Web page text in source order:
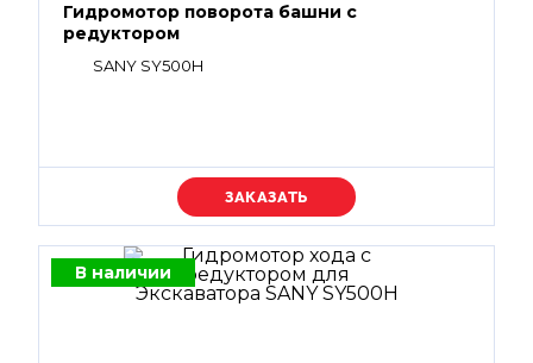
Гидромотор поворота башни с
редуктором
SANY SY500H
Уточняйте цену
В наличии